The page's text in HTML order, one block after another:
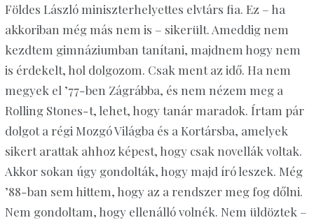
Földes László miniszterhelyettes elvtárs fia. Ez – ha
akkoriban még más nem is – sikerült. Ameddig nem
kezdtem gimnáziumban tanítani, majdnem hogy nem
is érdekelt, hol dolgozom. Csak ment az idő. Ha nem
megyek el ’77-ben Zágrábba, és nem nézem meg a
Rolling Stones-t, lehet, hogy tanár maradok. Írtam pár
dolgot a régi Mozgó Világba és a Kortársba, amelyek
sikert arattak ahhoz képest, hogy csak novellák voltak.
Akkor sokan úgy gondolták, hogy majd író leszek. Még
’88-ban sem hittem, hogy az a rendszer meg fog dőlni.
Nem gondoltam, hogy ellenálló volnék. Nem üldöztek –